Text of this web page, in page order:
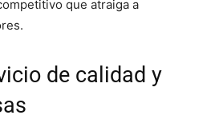
que atraiga a
de calidad y